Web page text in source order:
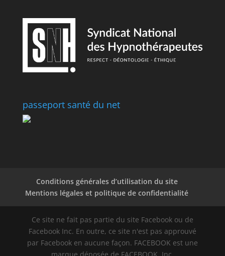
passeport santé du net
Conditions générales d’utilisation du site
Mentions légales et politique de confidentialité
Ce site ne fait pas partie du site Facebook ou de
Facebook Inc. En outre, ce site n'est pas approuvé
par Facebook en aucune façon. FACEBOOK est une